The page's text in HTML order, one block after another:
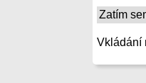
Zatím
Vkládání